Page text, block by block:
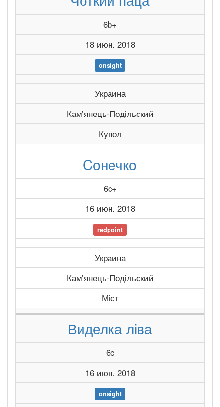
6b+
18 июн. 2018
onsight
Украина
Камʼянець-Подільский
Купол
Cонечко
6c+
16 июн. 2018
redpoint
Украина
Камʼянець-Подільский
Міст
Виделка ліва
6c
16 июн. 2018
onsight